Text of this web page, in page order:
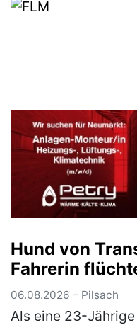
Klinikum…
Hund von
Fahrerin
06.08.2026 – Pilsach
Als eine 23-